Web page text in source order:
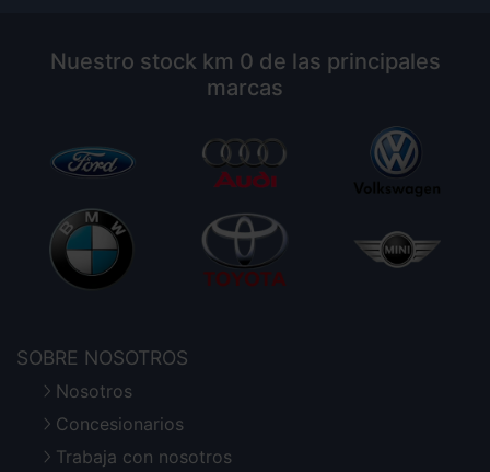
Nuestro stock km 0 de las principales
marcas
SOBRE NOSOTROS
Nosotros
Concesionarios
Trabaja con nosotros